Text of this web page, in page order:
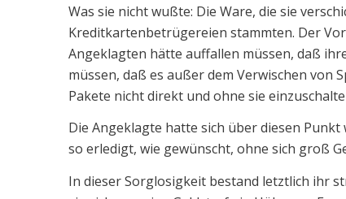
Was sie nicht wußte: Die Ware, die sie
Kreditkartenbetrügereien stammten. Der
Angeklagten hätte auffallen müssen, daß
müssen, daß es außer dem Verwischen von
Pakete nicht direkt und ohne sie
Die Angeklagte hatte sich über diesen
so erledigt, wie gewünscht, ohne sich groß
In dieser Sorglosigkeit bestand letztlich ihr